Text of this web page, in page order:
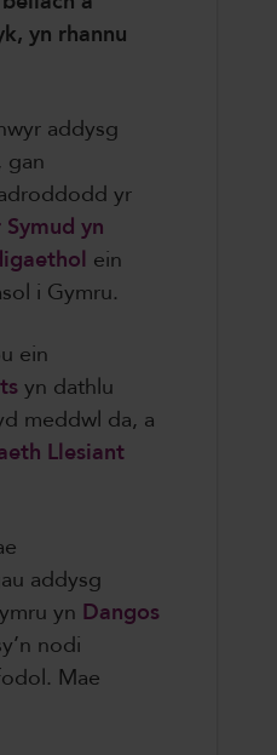
yn rhannu
addysg
gan
yr
yn
ein
i Gymru.
ein
yn dathlu
meddwl da, a
Llesiant
addysg
yn Dangos
nodi
Mae